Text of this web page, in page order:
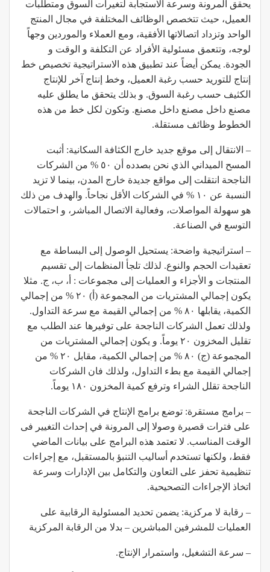
يحقق المرونة وسرعة الاستجابة لتغيرات السوق ومتطلبات
العميل، حيث تتخصص الوظائف المختلفة في مجال المنتج
الواحد وتزداد اتصالاتها الأفقية، ومع العملاء والموردين وجهاً
لوجه، وتتعمق مسئولية الأفراد عن التكلفة و الوقت و
الجودة. يمكن أيضاً عند تطبيق هذه الاستراتيجية تخصيص خط
إنتاج للتوريد حسب رغبة العميل، وخط إنتاج آخر للإنتاج
الكثيف حسب رغبة السوق. و بذلك يتحقق ما يطلق عليه
مصنع داخل مصنع داخل مصنع. وتكون لكل خط من هذه
الخطوط وظائف مستقلة.
– الانتقال إلى موقع جديد خارج الكثافة السكانية: أثبت
المسح الميداني الذي نحن بصدده أن ٥٠ % من الشركات
الناجحة انتقلت إلى مواقع جديدة خارج المدن، بينما لا تزيد
النسبة عن ١٠ % في الشركات الأقل نجاحاً. والهدف من ذلك
هو سهولة المواصلات، وفعالية الاتصال المباشر، و احتمالات
التوسع في الصناعة.
– استراتيجية واضحة: يستحيل الوصول إلى البساطة مع
تعقيدات الحجم والنوع. لذلك تلجأ المنظمات إلى تقسيم
المنتجات و الأجزاء و العمليات إلى مجموعات : أ، ب، ج. مثلا
يكون إجمالي المشتريات من المجموعة (أ) ٢٠ % من إجمالي
الكمية، يقابلها ٨٠ % من إجمالي القيمة مع سرعة التداول.
ولذلك تعمل الشركات الناجحة على توفيرها عند الطلب مع
تقليل المخزون ٢٠ يوماً. و يكون إجمالي المشتريات من
المجموعة (ج) ٨٠ % من إجمالي الكمية، مقابل ٢٠ % من
إجمالي القيمة مع بطء التداول، ولذلك فان الشركات
الناجحة تقلل الشراء وترفع كمية المخزون ١٨٠ يوماً.
– برامج مستقرة: توضع برامج الإنتاج في الشركات الناجحة
على فترات قصيرة وصولا إلى المرونة في إحداث التغيير فى
الوقت المناسب. لا تعتمد هذه البرامج على بيانات الماضي
فقط، ولكنها تستخدم أساليب التنبؤ بالمستقبل، مع إجراءات
تنظيمية تحفز على التعاون والتكامل بين الإدارات وسرعة
اتخاذ الإجراءات التصحيحية.
– رقابة لا مركزية: يضمن تحديد المسئولية الرقابية على
العمليات للمشرفين المباشرين – بدلا من الرقابة المركزية
– سرعة التشغيل، واستمرار الإنتاج.